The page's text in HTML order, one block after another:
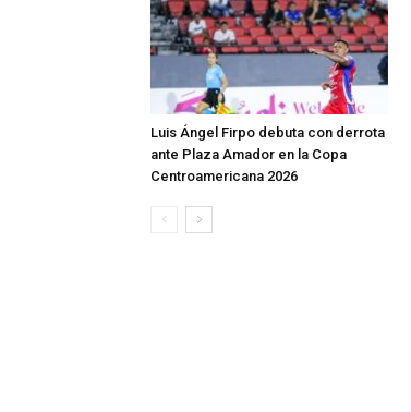
Luis Ángel Firpo debuta con derrota
ante Plaza Amador en la Copa
Centroamericana 2026